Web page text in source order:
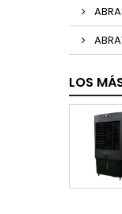
LOS